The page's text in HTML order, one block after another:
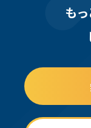
も